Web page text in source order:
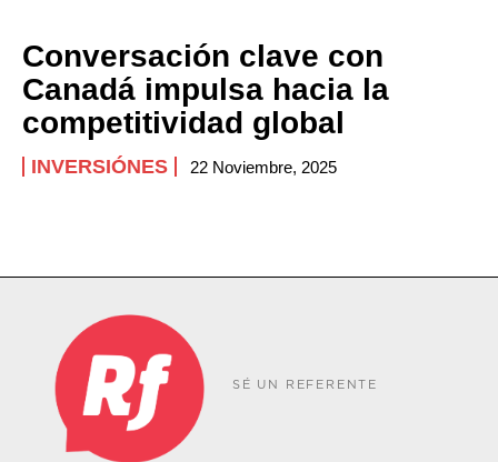
Conversación clave con
Canadá impulsa hacia la
competitividad global
INVERSIÓNES 22 Noviembre, 2025
SÉ UN REFERENTE